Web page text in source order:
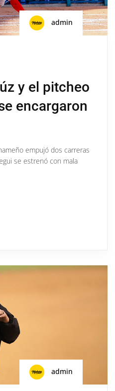
admin
y el pitcheo
encargaron
empujó dos carreras
se estrenó con mala
admin